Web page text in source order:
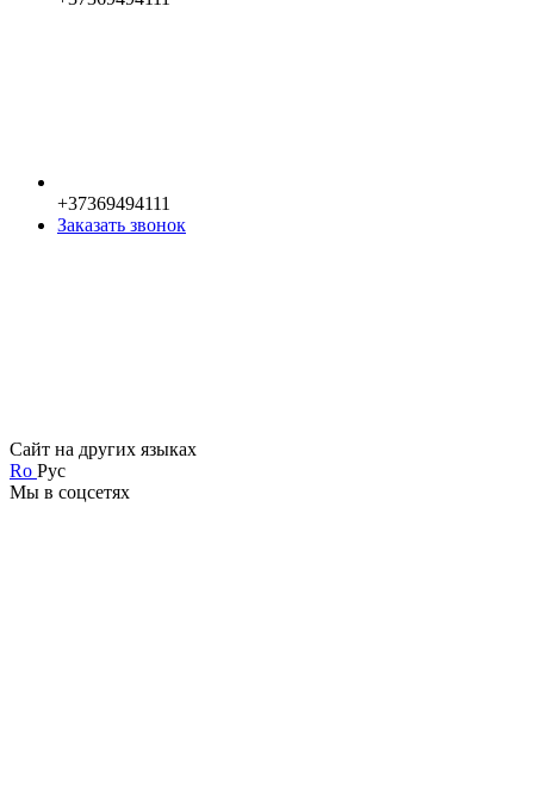
+37369494111
Заказать звонок
Сайт на других языках
Ro Рус
Мы в соцсетях